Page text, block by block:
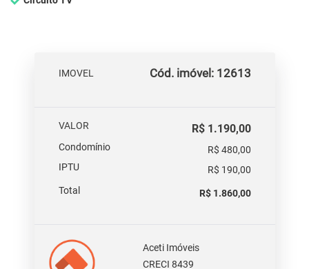
IMOVEL Cód. imóvel: 12613
VALOR R$ 1.190,00
Condomínio
R$ 480,00
IPTU
R$ 190,00
Total
R$ 1.860,00
Aceti Imóveis
CRECI 8439